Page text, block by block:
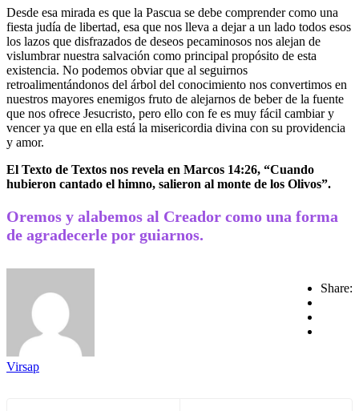
Desde esa mirada es que la Pascua se debe comprender como una
fiesta judía de libertad, esa que nos lleva a dejar a un lado todos esos
los lazos que disfrazados de deseos pecaminosos nos alejan de
vislumbrar nuestra salvación como principal propósito de esta
existencia. No podemos obviar que al seguirnos
retroalimentándonos del árbol del conocimiento nos convertimos en
nuestros mayores enemigos fruto de alejarnos de beber de la fuente
que nos ofrece Jesucristo, pero ello con fe es muy fácil cambiar y
vencer ya que en ella está la misericordia divina con su providencia
y amor.
El Texto de Textos nos revela en Marcos 14:26, “Cuando
hubieron cantado el himno, salieron al monte de los Olivos”.
Oremos y alabemos al Creador como una forma
de agradecerle por guiarnos.
Share:
Virsap